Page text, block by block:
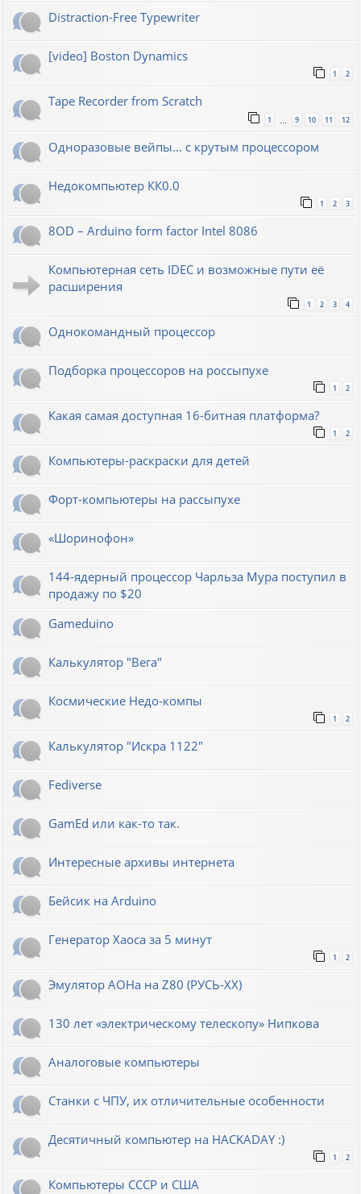
Distraction-Free Typewriter
[video] Boston Dynamics
1 2
Tape Recorder from Scratch
1 9 10 11 12
Одноразовые вейпы... с крутым процессором
Недокомпьютер КК0.0
1 2 3
8OD – Arduino form factor Intel 8086
Компьютерная сеть IDEC и возможные пути её
расширения
1 2 3 4
Однокомандный процессор
Подборка процессоров на россыпухе
1 2
Какая самая доступная 16-битная платформа?
1 2
Компьютеры-раскраски для детей
Форт-компьютеры на рассыпухе
«Шоринофон»
144-ядерный процессор Чарльза Мура поступил в
продажу по $20
Gameduino
Калькулятор "Вега"
Космические Недо-компы
1 2
Калькулятор "Искра 1122"
Fediverse
GamEd или как-то так.
Интересные архивы интернета
Бейсик на Arduino
Генератор Хаоса за 5 минут
1 2
Эмулятор АОНа на Z80 (РУСЬ-XX)
130 лет «электрическому телескопу» Нипкова
Аналоговые компьютеры
Станки с ЧПУ, их отличительные особенности
Десятичный компьютер на HACKADAY :)
1 2
Компьютеры СССР и США